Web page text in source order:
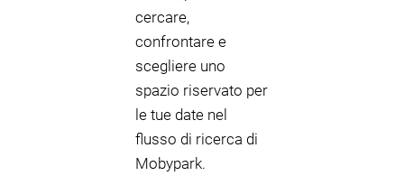
cercare,
confrontare e
scegliere uno
spazio riservato per
le tue date nel
flusso di ricerca di
Mobypark.